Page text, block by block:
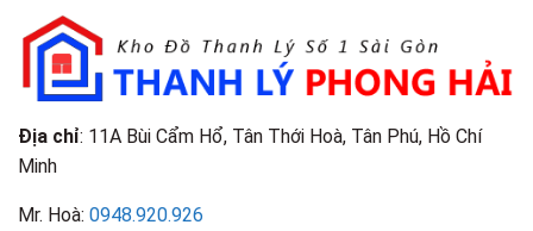
Địa chỉ: 11A Bùi Cẩm Hổ, Tân Thới Hoà, Tân Phú, Hồ Chí
Minh
Mr. Hoà: 0948.920.926